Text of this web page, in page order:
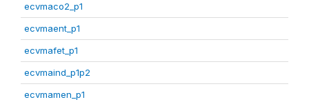
ecvmaco2_p1
ecvmaent_p1
ecvmafet_p1
ecvmaind_p1p2
ecvmamen_p1